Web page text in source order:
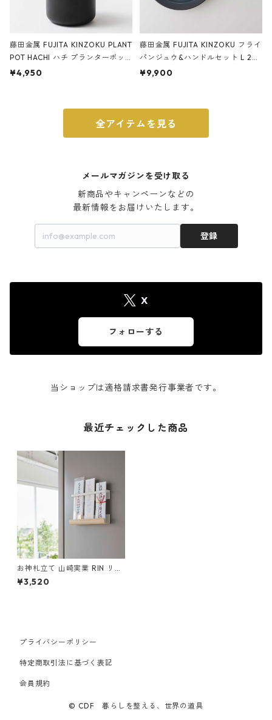
藤田金属 FUJITA KINZOKU PLANT
POT HACHI ハチ プランターポッ
ト 3号 ブラック
¥4,950
藤田金属 FUJITA KINZOKU フライ
パンジュウ&ハンドルセット L 24c
m ガス火・IH対応 鉄フライパン
¥9,900
全アイテムを見る
メールマガジンを受け取る
新商品やキャンペーンなどの
最新情報をお届けいたします。
登録
X
フォローする
当ショップは適格請求書発行事業者です。
最近チェックした商品
お神札立て 山崎実業 RIN リン
マグネット神札ホルダー ナチ
ュラル
¥3,520
プライバシーポリシー
特定商取引法に基づく表記
会員規約
© CDF 暮らしを整える、世界の道具